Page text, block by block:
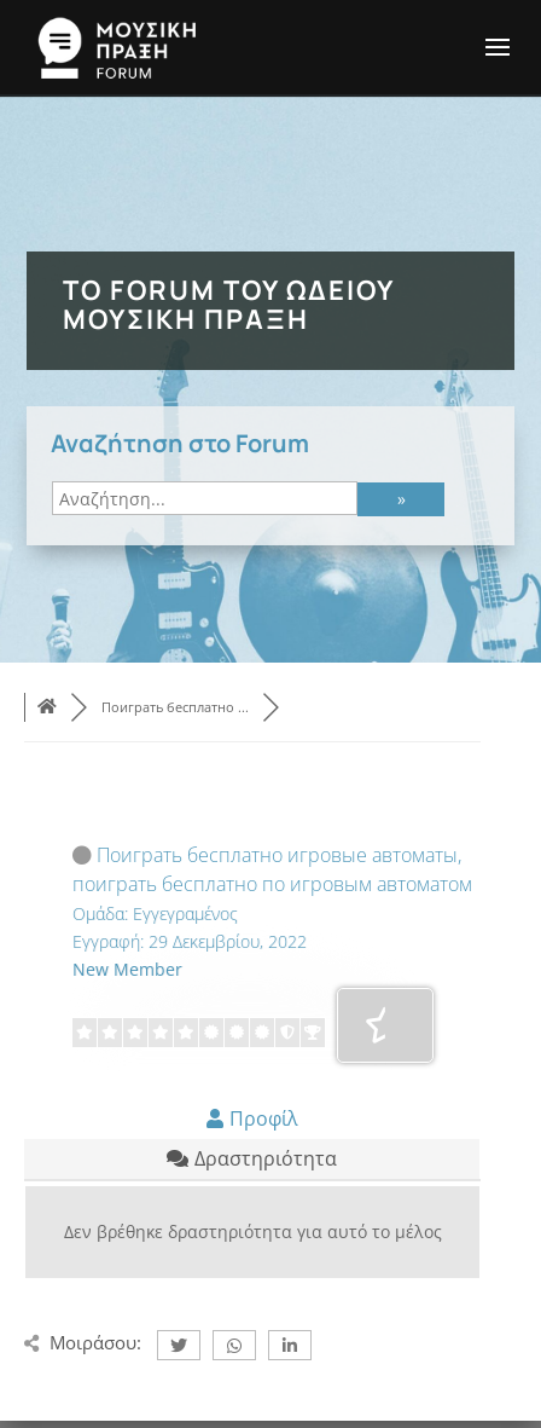
ΤΟ FORUM ΤΟΥ ΩΔΕΊΟΥ
ΜΟΥΣΙΚΉ ΠΡΆΞΗ
Αναζήτηση στο Forum
Поиграть бесплатно ...
Поиграть бесплатно игровые автоматы,
поиграть бесплатно по игровым автоматом
Ομάδα: Εγγεγραμένος
Εγγραφή: 29 Δεκεμβρίου, 2022
New Member
Προφίλ
Δραστηριότητα
Δεν βρέθηκε δραστηριότητα για αυτό το μέλος
Μοιράσου: